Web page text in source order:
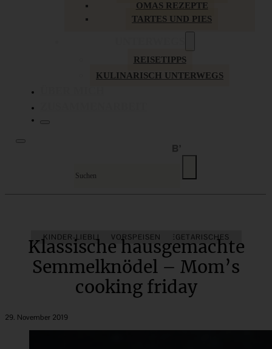
OMAS REZEPTE
TARTES UND PIES
REISETIPPS
KULINARISCH UNTERWEGS
KINDER-LIEBLINGSESSEN VEGETARISCHES
VORSPEISEN
Klassische hausgemachte
Semmelknödel – Mom’s
cooking friday
29. November 2019